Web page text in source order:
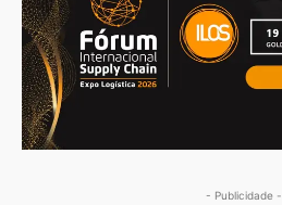
- Publicidade -